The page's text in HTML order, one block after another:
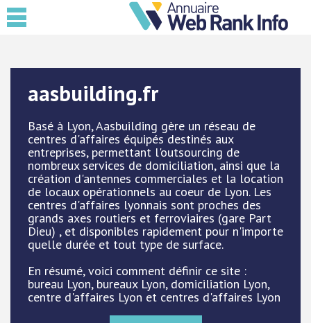
aasbuilding.fr
Basé à Lyon, Aasbuilding gère un réseau de
centres d'affaires équipés destinés aux
entreprises, permettant l'outsourcing de
nombreux services de domiciliation, ainsi que la
création d'antennes commerciales et la location
de locaux opérationnels au coeur de Lyon. Les
centres d'affaires lyonnais sont proches des
grands axes routiers et ferroviaires (gare Part
Dieu) , et disponibles rapidement pour n'importe
quelle durée et tout type de surface.
En résumé, voici comment définir ce site :
bureau Lyon, bureaux Lyon, domiciliation Lyon,
centre d'affaires Lyon et centres d'affaires Lyon